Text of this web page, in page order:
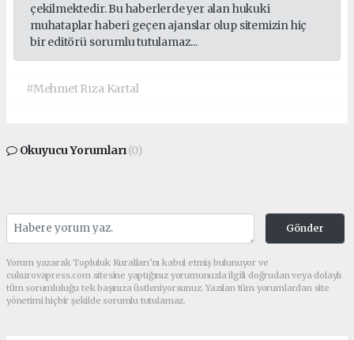
çekilmektedir. Bu haberlerde yer alan hukuki
muhataplar haberi geçen ajanslar olup sitemizin hiç
bir editörü sorumlu tutulamaz...
#Mehmet Rıza Kartal
Okuyucu Yorumları(0)
Gönder
Yorum yazarak Topluluk Kuralları’nı kabul etmiş bulunuyor ve
cukurovapress.com sitesine yaptığınız yorumunuzla ilgili doğrudan veya dolaylı
tüm sorumluluğu tek başınıza üstleniyorsunuz. Yazılan tüm yorumlardan site
yönetimi hiçbir şekilde sorumlu tutulamaz.